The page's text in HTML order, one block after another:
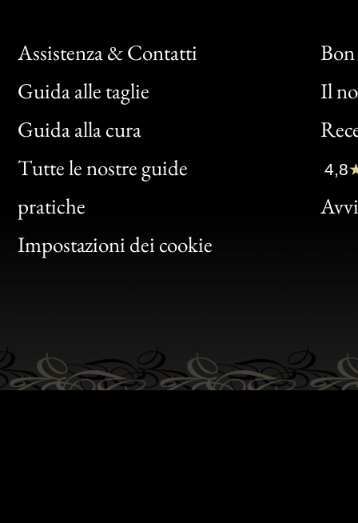
Assistenza & Contatti
Guida alle taglie
Guida alla cura
Tutte le nostre guide
pratiche
Impostazioni dei cookie
Il
Bon
Clic
Bon
4,8